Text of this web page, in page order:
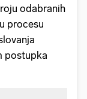
odabranih
procesu
postupka